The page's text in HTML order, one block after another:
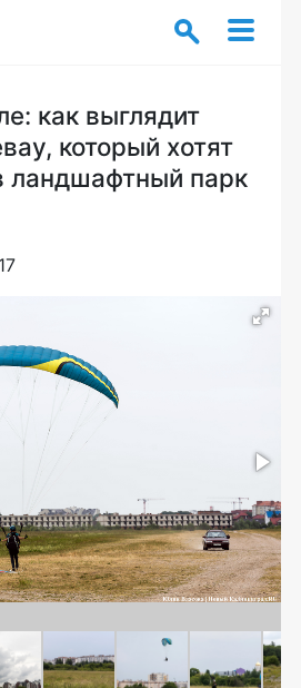
как выглядит
который хотят
ландшафтный парк